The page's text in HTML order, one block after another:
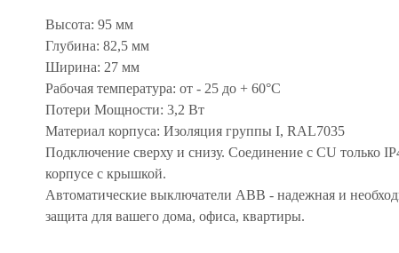
Высота: 95 мм
Глубина: 82,5 мм
Ширина: 27 мм
Рабочая температура: от - 25 до + 60°С
Потери Мощности: 3,2 Вт
Материал корпуса: Изоляция группы I, RAL7035
Подключение сверху и снизу. Соединение с CU только
корпусе с крышкой.
Автоматические выключатели ABB - надежная и
защита для вашего дома, офиса, квартиры.